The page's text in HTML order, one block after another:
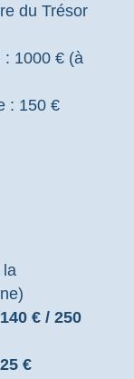
du Trésor
: 1000 € (à
: 150 €
140 € / 250
€